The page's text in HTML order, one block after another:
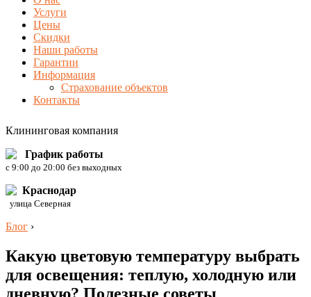
Услуги
Цены
Скидки
Наши работы
Гарантии
Информация
Страхование объектов
Контакты
Клининговая компания
График работы
c 9:00 до 20:00 без выходных
Краснодар
улица Северная
Блог ›
Какую цветовую температуру выбрать
для освещения: теплую, холодную или